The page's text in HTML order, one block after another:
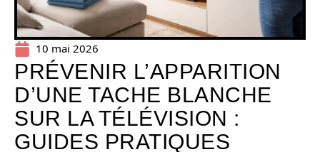
10 mai 2026
PRÉVENIR L’APPARITION
D’UNE TACHE BLANCHE
SUR LA TÉLÉVISION :
GUIDES PRATIQUES